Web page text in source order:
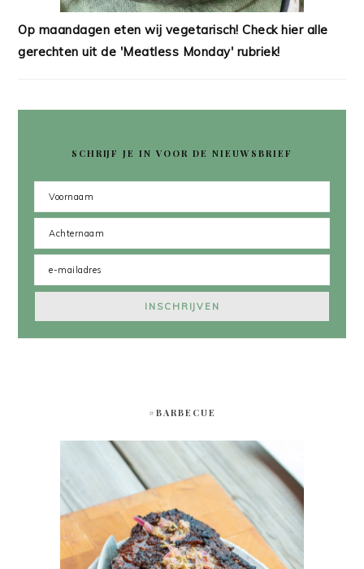
Op maandagen eten wij vegetarisch! Check hier alle
gerechten uit de 'Meatless Monday' rubriek!
SCHRIJF JE IN VOOR DE NIEUWSBRIEF
#BARBECUE